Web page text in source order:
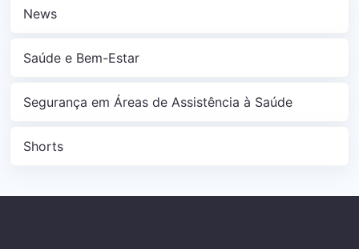
News
Saúde e Bem-Estar
Segurança em Áreas de Assistência à Saúde
Shorts